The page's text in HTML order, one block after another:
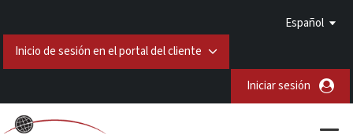
Español
Inicio de sesión en el portal del cliente
Iniciar sesión